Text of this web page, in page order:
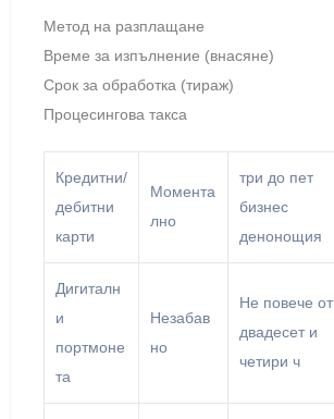
Метод на разплащане
Време за изпълнение (внасяне)
Срок за обработка (тираж)
Процесингова такса
Кредитни/
дебитни
карти
Момента
лно
три до пет
бизнес
денонощия
Дигиталн
и
портмоне
та
Незабав
но
Не повече от
двадесет и
четири ч